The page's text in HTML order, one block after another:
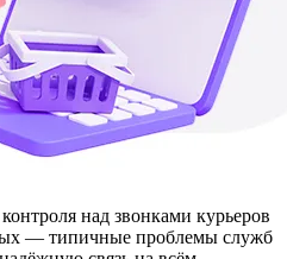
над звонками курьеров
— типичные проблемы служб